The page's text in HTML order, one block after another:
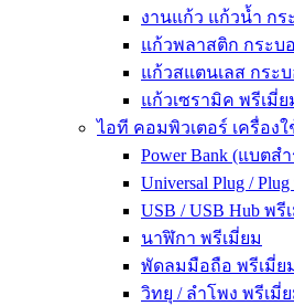
งานแก้ว แก้วน้ำ กร
แก้วพลาสติก กระบ
แก้วสแตนเลส กระ
แก้วเซรามิค พรีเมี่ย
ไอที คอมพิวเตอร์ เครื่อง
Power Bank (แบตส
Universal Plug /
USB / USB Hub พรี
นาฬิกา พรีเมี่ยม
พัดลมมือถือ พรีเมี่ย
วิทยุ / ลำโพง พรีเมี่